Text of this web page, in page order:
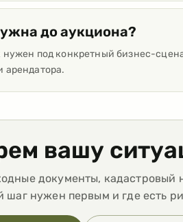
до аукциона?
нужен под конкретный бизнес-
арендатора.
вашу
документы, кадастровый
шаг нужен первым и где есть